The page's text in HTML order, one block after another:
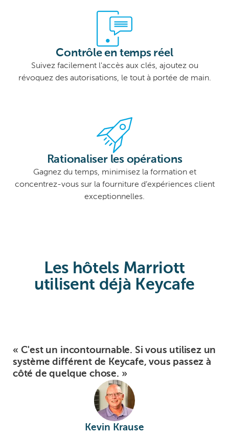
Contrôle en temps réel
Suivez facilement l'accès aux clés, ajoutez ou
révoquez des autorisations, le tout à portée de main.
Rationaliser les opérations
Gagnez du temps, minimisez la formation et
concentrez-vous sur la fourniture d’expériences client
exceptionnelles.
Les hôtels Marriott
utilisent déjà Keycafe
« C'est un incontournable. Si vous utilisez un
système différent de Keycafe, vous passez à
côté de quelque chose. »
Kevin Krause